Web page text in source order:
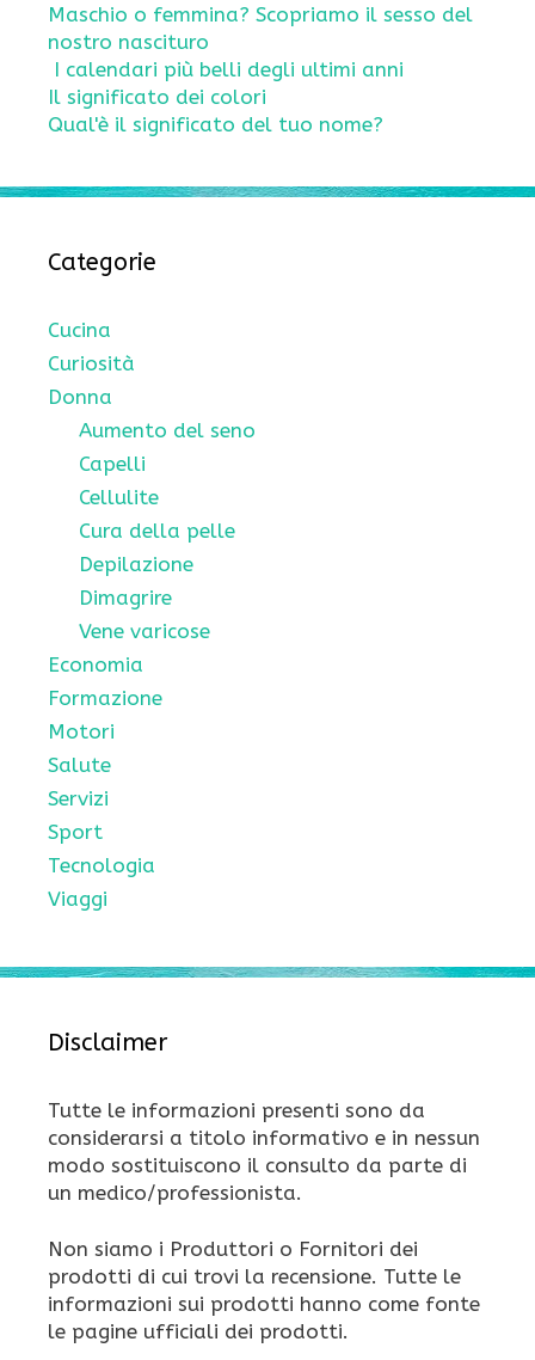
Maschio o femmina? Scopriamo il sesso del
nostro nascituro
I calendari più belli degli ultimi anni
Il significato dei colori
Qual'è il significato del tuo nome?
Categorie
Cucina
Curiosità
Donna
Aumento del seno
Capelli
Cellulite
Cura della pelle
Depilazione
Dimagrire
Vene varicose
Economia
Formazione
Motori
Salute
Servizi
Sport
Tecnologia
Viaggi
Disclaimer
Tutte le informazioni presenti sono da
considerarsi a titolo informativo e in nessun
modo sostituiscono il consulto da parte di
un medico/professionista.
Non siamo i Produttori o Fornitori dei
prodotti di cui trovi la recensione. Tutte le
informazioni sui prodotti hanno come fonte
le pagine ufficiali dei prodotti.